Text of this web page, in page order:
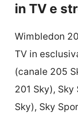
in TV e
Wimbledon
TV in
(canale 205
201 Sky),
Sky), Sky